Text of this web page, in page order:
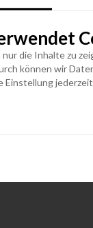
die Inhalte zu
können wir
Einstellung